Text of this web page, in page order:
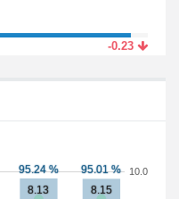
-0.23
10.0